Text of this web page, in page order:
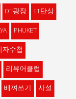
DT광장
ET단상
PHUKET
자수첩
리뷰어클럽
배껴쓰기
사설